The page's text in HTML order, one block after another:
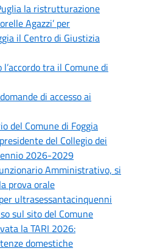
la ristrutturazione
Agazzi’ per
il Centro di Giustizia
tra il Comune di
di accesso ai
del Comune di Foggia
del Collegio dei
2026-2029
Amministrativo, si
prova orale
ultrasessantacinquenni
sul sito del Comune
la TARI 2026:
domestiche